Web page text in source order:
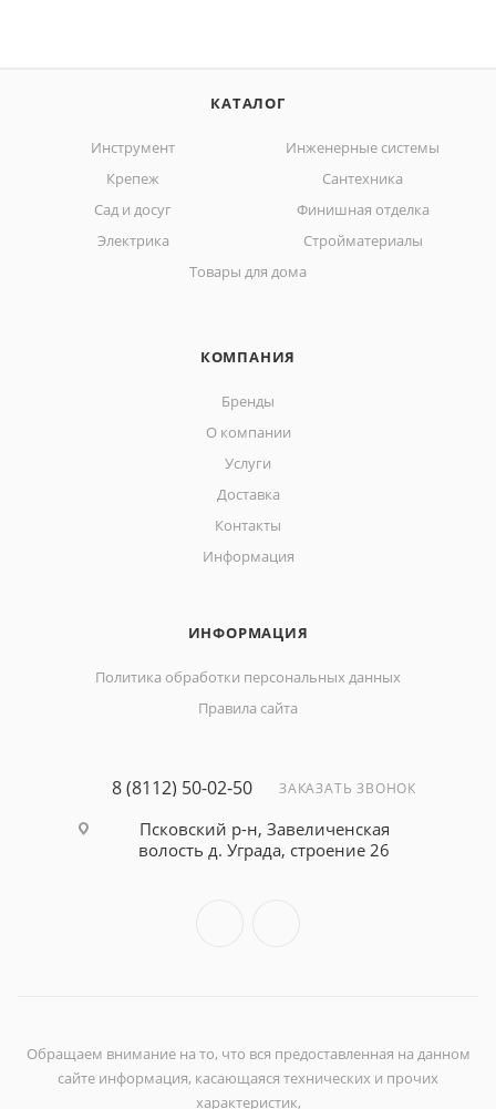
КАТАЛОГ
Инструмент
Инженерные системы
Крепеж
Сантехника
Сад и досуг
Финишная отделка
Электрика
Стройматериалы
Товары для дома
КОМПАНИЯ
Бренды
О компании
Услуги
Доставка
Контакты
Информация
ИНФОРМАЦИЯ
Политика обработки персональных данных
Правила сайта
8 (8112) 50-02-50 ЗАКАЗАТЬ ЗВОНОК
Псковский р-н, Завеличенская
волость д. Уграда, строение 26
Обращаем внимание на то, что вся предоставленная на данном
сайте информация, касающаяся технических и прочих
характеристик,